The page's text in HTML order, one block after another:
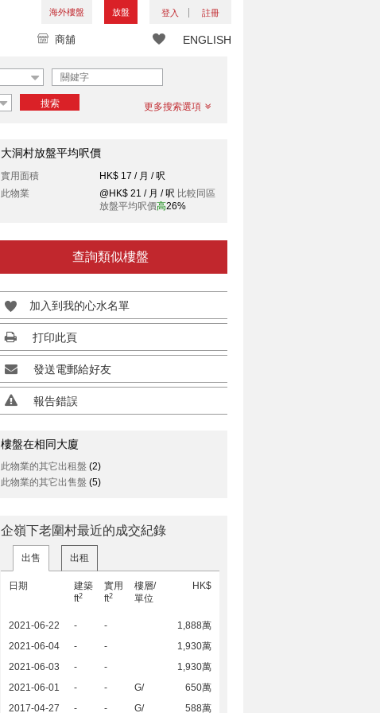
海外樓盤 放盤 登入 註冊
ENGLISH
商舖
搜索 更多搜索選項
大洞村放盤平均呎價
實用面積
HK$ 17 / 月 / 呎
此物業
@HK$ 21 / 月 / 呎 比較同區
放盤平均呎價高26%
查詢類似樓盤
加入到我的心水名單
打印此頁
發送電郵給好友
報告錯誤
樓盤在相同大廈
此物業的其它出租盤 (2)
此物業的其它出售盤 (5)
企嶺下老圍村最近的成交紀錄
出售 出租
日期
建築
ft2
實用
ft2
樓層/
單位
HK$
2021-06-22 - -
1,888萬
2021-06-04
- -
1,930萬
2021-06-03
- -
1,930萬
2021-06-01
- - G/
650萬
2017-04-27
- - G/ 588萬